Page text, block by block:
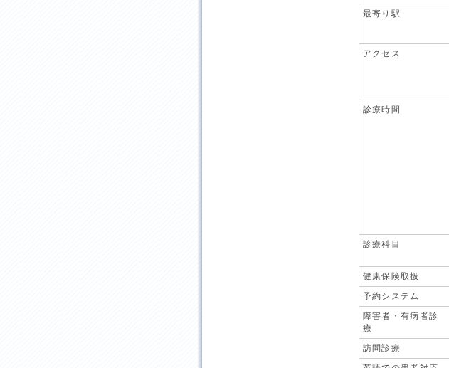
最寄り駅
アクセス
診療時間
診療科目
健康保険取扱
予約システム
障害者・有病者診
療
訪問診療